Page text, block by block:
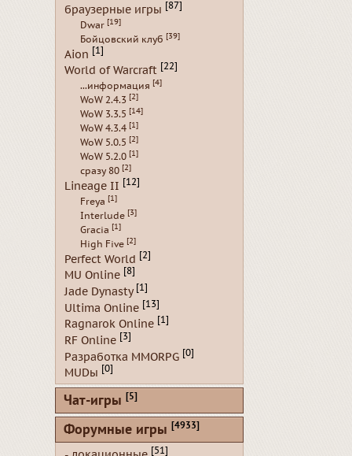
браузерные игры [87]
Dwar [19]
Бойцовский клуб [39]
Aion [1]
World of Warcraft [22]
...информация [4]
WoW 2.4.3 [2]
WoW 3.3.5 [14]
WoW 4.3.4 [1]
WoW 5.0.5 [2]
WoW 5.2.0 [1]
сразу 80 [2]
Lineage II [12]
Freya [1]
Interlude [3]
Gracia [1]
High Five [2]
Perfect World [2]
MU Online [8]
Jade Dynasty [1]
Ultima Online [13]
Ragnarok Online [1]
RF Online [3]
Разработка MMORPG [0]
MUDы [0]
Чат-игры [5]
Форумные игры [4933]
[51]